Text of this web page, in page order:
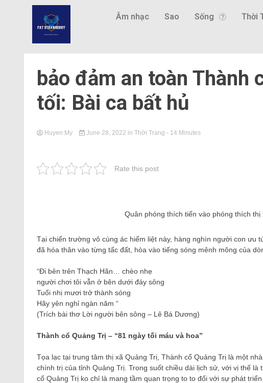
Âm nhạc Sao Sống Thời
bảo đảm an toàn Thành
tối: Bài ca bất hủ
Huyen My June 28, 2022 in Thời Trang - 14 Minutes
Rate this post
Quân phóng thích tiến vào phóng thích
Tại chiến trường vô cùng ác hiểm liệt này, hàng nghìn người con ưu
đã hóa thân vào từng tấc đất, hòa vào tiếng sóng mênh mông của
“Đi bên trên Thạch Hãn… chèo nhẹ
người chơi tôi vẫn ở bên dưới đáy sông
Tuổi nhị mươi trở thành sóng
Hãy yên nghỉ ngàn năm “
(Trích bài thơ Lời người bên sông – Lê Bá Dương)
Thành cổ Quảng Trị – “81 ngày tối máu và hoa”
Tọa lạc tại trung tâm thị xã Quảng Trị, Thành cổ Quảng Trị là một
chính trị của tỉnh Quảng Trị. Trong suốt chiều dài lịch sử, với vị thế
cổ Quảng Trị ko chỉ là mang tầm quan trọng to to đối với sự phát